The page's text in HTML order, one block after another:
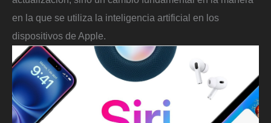
en la que se utiliza la inteligencia artificial en los
dispositivos de Apple.